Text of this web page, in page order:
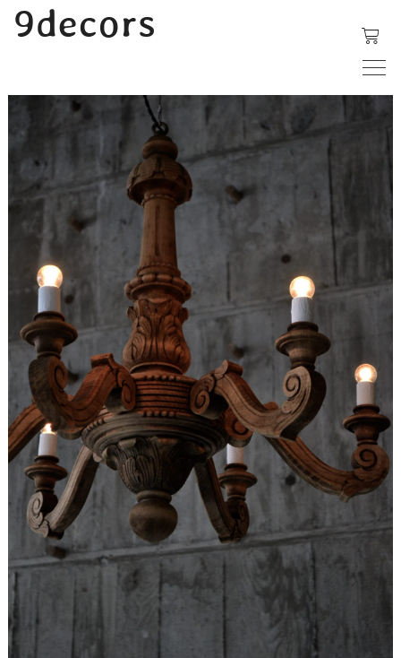
ッ
9decors